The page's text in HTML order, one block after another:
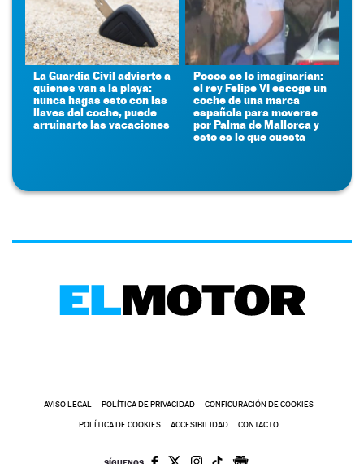
La Guardia Civil advierte a
quienes van a la playa:
nunca hagas esto con las
llaves del coche, puede
arruinarte las vacaciones
Pocos se lo imaginarían:
el rey Felipe VI escoge un
coche de una marca
española para moverse
por Palma de Mallorca y
esto es lo que cuesta
AVISO LEGAL POLÍTICA DE PRIVACIDAD CONFIGURACIÓN DE COOKIES
POLÍTICA DE COOKIES ACCESIBILIDAD CONTACTO